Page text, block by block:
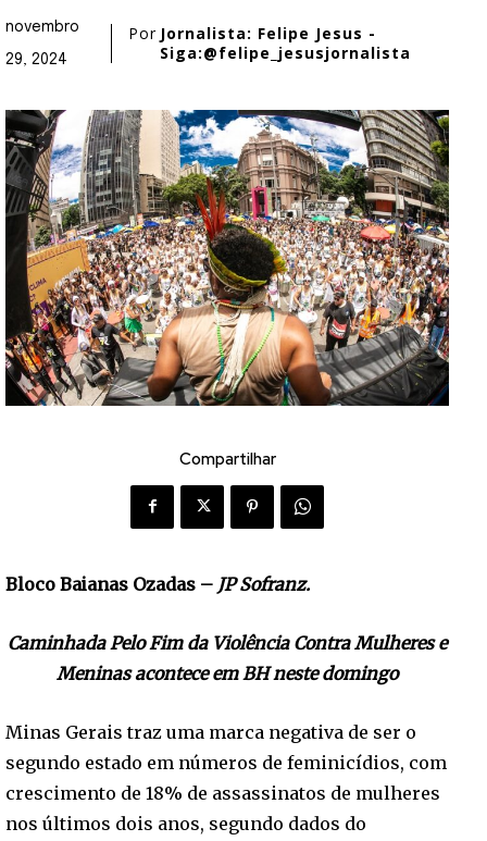
novembro
29, 2024
Por Jornalista: Felipe Jesus -
Siga:@felipe_jesusjornalista
Compartilhar
Bloco Baianas Ozadas – JP Sofranz.
Caminhada Pelo Fim da Violência Contra Mulheres e
Meninas acontece em BH neste domingo
Minas Gerais traz uma marca negativa de ser o
segundo estado em números de feminicídios, com
crescimento de 18% de assassinatos de mulheres
nos últimos dois anos, segundo dados do